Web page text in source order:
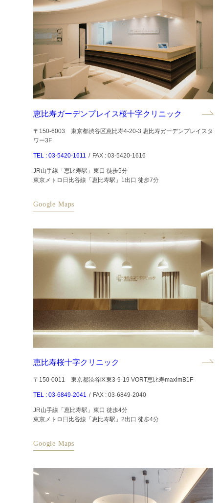
恵比寿ガーデンプレイス桜十字クリニック
〒150-6003 東京都渋谷区恵比寿4-20-3 恵比寿ガーデンプレイスタ
ワー3F
TEL : 03-5420-1611 / FAX : 03-5420-1616
JR山手線「恵比寿駅」東口 徒歩5分
東京メトロ日比谷線「恵比寿駅」1出口 徒歩7分
Google Maps
恵比寿桜十字クリニック
〒150-0011 東京都渋谷区東3-9-19 VORT恵比寿maximB1F
TEL : 03-6849-2041 / FAX : 03-6849-2040
JR山手線「恵比寿駅」東口 徒歩4分
東京メトロ日比谷線「恵比寿駅」2出口 徒歩4分
Google Maps